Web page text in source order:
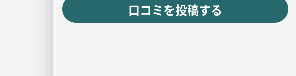
口コミを投稿する